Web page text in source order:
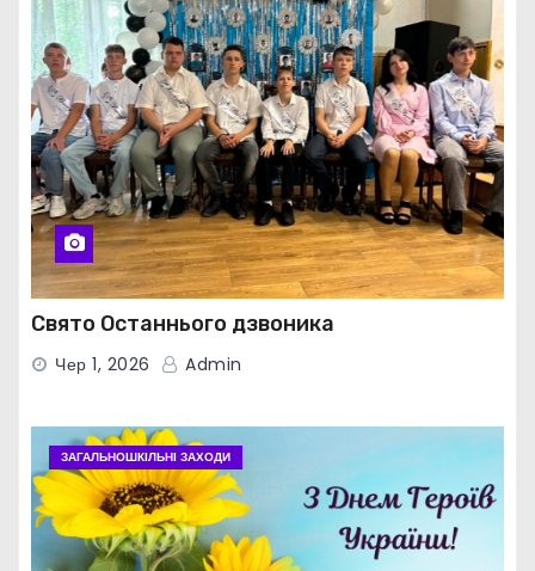
Свято Останнього дзвоника
Чер 1, 2026 Admin
ЗАГАЛЬНОШКІЛЬНІ ЗАХОДИ